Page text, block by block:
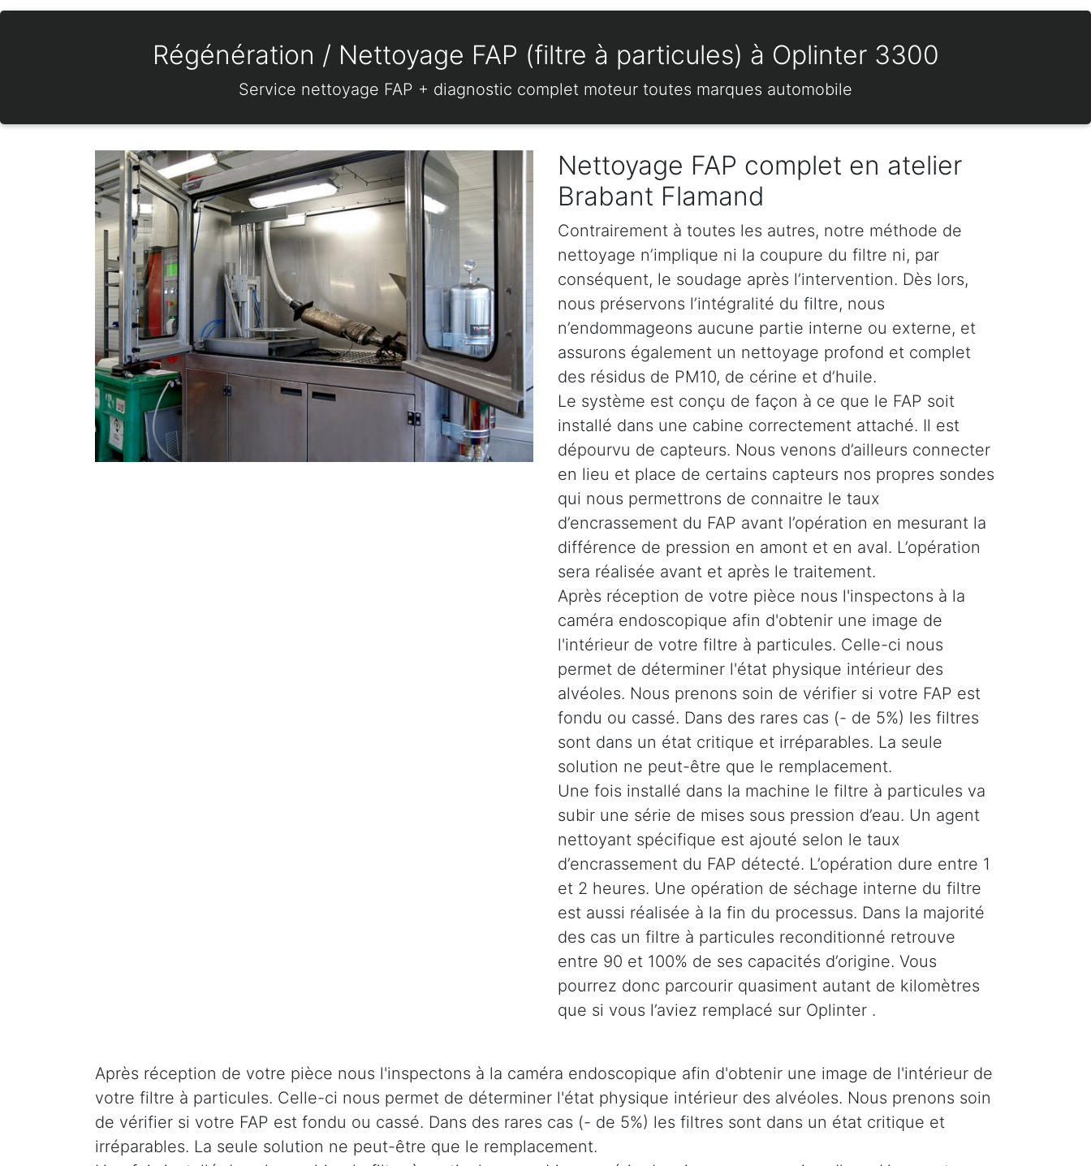
Régénération / Nettoyage FAP (filtre à particules) à Oplinter 3300
Service nettoyage FAP + diagnostic complet moteur toutes marques automobile
Nettoyage FAP complet en atelier
Brabant Flamand
Contrairement à toutes les autres, notre méthode de
nettoyage n’implique ni la coupure du filtre ni, par
conséquent, le soudage après l’intervention. Dès lors,
nous préservons l’intégralité du filtre, nous
n’endommageons aucune partie interne ou externe, et
assurons également un nettoyage profond et complet
des résidus de PM10, de cérine et d’huile.
Le système est conçu de façon à ce que le FAP soit
installé dans une cabine correctement attaché. Il est
dépourvu de capteurs. Nous venons d’ailleurs connecter
en lieu et place de certains capteurs nos propres sondes
qui nous permettrons de connaitre le taux
d’encrassement du FAP avant l’opération en mesurant la
différence de pression en amont et en aval. L’opération
sera réalisée avant et après le traitement.
Après réception de votre pièce nous l'inspectons à la
caméra endoscopique afin d'obtenir une image de
l'intérieur de votre filtre à particules. Celle-ci nous
permet de déterminer l'état physique intérieur des
alvéoles. Nous prenons soin de vérifier si votre FAP est
fondu ou cassé. Dans des rares cas (- de 5%) les filtres
sont dans un état critique et irréparables. La seule
solution ne peut-être que le remplacement.
Une fois installé dans la machine le filtre à particules va
subir une série de mises sous pression d’eau. Un agent
nettoyant spécifique est ajouté selon le taux
d’encrassement du FAP détecté. L’opération dure entre 1
et 2 heures. Une opération de séchage interne du filtre
est aussi réalisée à la fin du processus. Dans la majorité
des cas un filtre à particules reconditionné retrouve
entre 90 et 100% de ses capacités d’origine. Vous
pourrez donc parcourir quasiment autant de kilomètres
que si vous l’aviez remplacé sur Oplinter .
Après réception de votre pièce nous l'inspectons à la caméra endoscopique afin d'obtenir une image de l'intérieur de
votre filtre à particules. Celle-ci nous permet de déterminer l'état physique intérieur des alvéoles. Nous prenons soin
de vérifier si votre FAP est fondu ou cassé. Dans des rares cas (- de 5%) les filtres sont dans un état critique et
irréparables. La seule solution ne peut-être que le remplacement.